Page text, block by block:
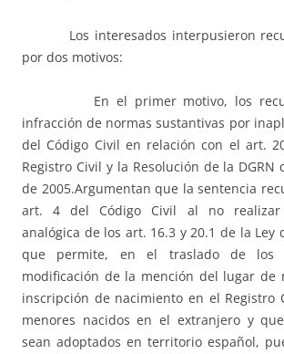
Los interesados interpusieron
por dos motivos:
En el primer motivo, los
infracción de normas sustantivas por
del Código Civil en relación con el art.
Registro Civil y la Resolución de la DGRN
de 2005.Argumentan que la sentencia
art. 4 del Código Civil al no realizar
analógica de los art. 16.3 y 20.1 de la Ley
que permite, en el traslado de los
modificación de la mención del lugar de
inscripción de nacimiento en el Registro
menores nacidos en el extranjero y
sean adoptados en territorio español,